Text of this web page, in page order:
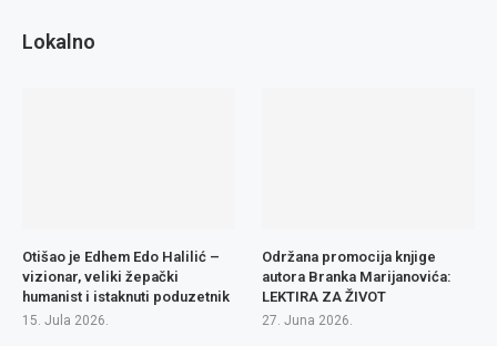
Lokalno
Otišao je Edhem Edo Halilić –
vizionar, veliki žepački
humanist i istaknuti poduzetnik
15. Jula 2026.
Održana promocija knjige
autora Branka Marijanovića:
LEKTIRA ZA ŽIVOT
27. Juna 2026.